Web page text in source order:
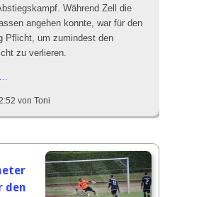
Während Zell die
angehen konnte, war für den
Pflicht, um zumindest den
zu verlieren.
…
Zittern
–
für
den
von Toni
den